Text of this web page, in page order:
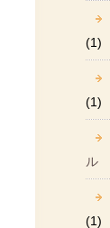
(1)
(1)
ル
(1)